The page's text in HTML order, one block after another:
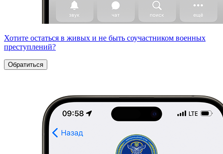
Хотите остаться в живых и не быть соучастником военных
преступлений?
Обратиться